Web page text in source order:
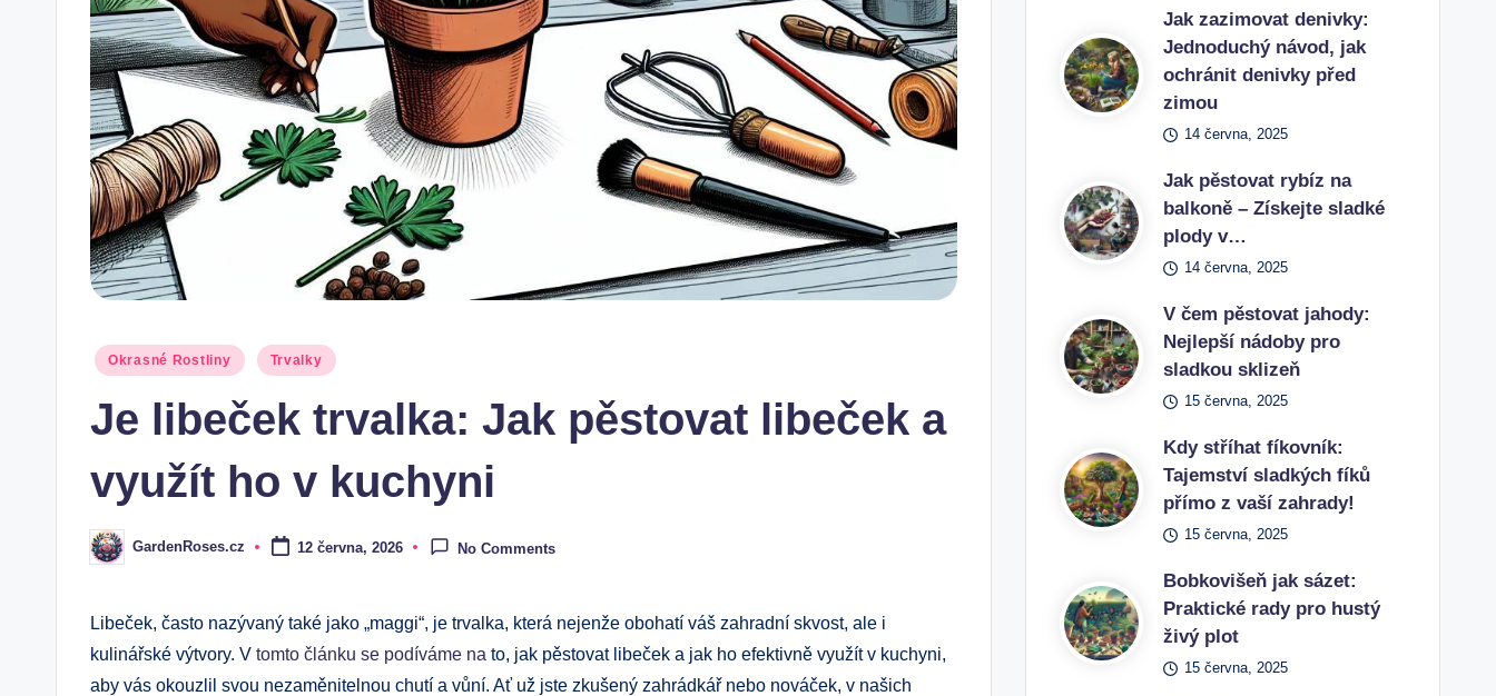
Posted
Okrasné Rostliny Trvalky
Je libeček trvalka: Jak pěstovat libeček a
využít ho v kuchyni
Posted
by
GardenRoses.cz 12 června, 2026 No Comments
Libeček, často nazývaný také jako „maggi“, je trvalka, která nejenže obohatí váš zahradní skvost, ale i
kulinářské výtvory. V tomto článku se podíváme na to, jak pěstovat libeček a jak ho efektivně využít v kuchyni,
aby vás okouzlil svou nezaměnitelnou chutí a vůní. Ať už jste zkušený zahrádkář nebo nováček, v našich
Jak zazimovat denivky:
Jednoduchý návod, jak
ochránit denivky před
zimou
14 června, 2025
Jak pěstovat rybíz na
balkoně – Získejte sladké
plody v…
14 června, 2025
V čem pěstovat jahody:
Nejlepší nádoby pro
sladkou sklizeň
15 června, 2025
Kdy stříhat fíkovník:
Tajemství sladkých fíků
přímo z vaší zahrady!
15 června, 2025
Bobkovišeň jak sázet:
Praktické rady pro hustý
živý plot
15 června, 2025